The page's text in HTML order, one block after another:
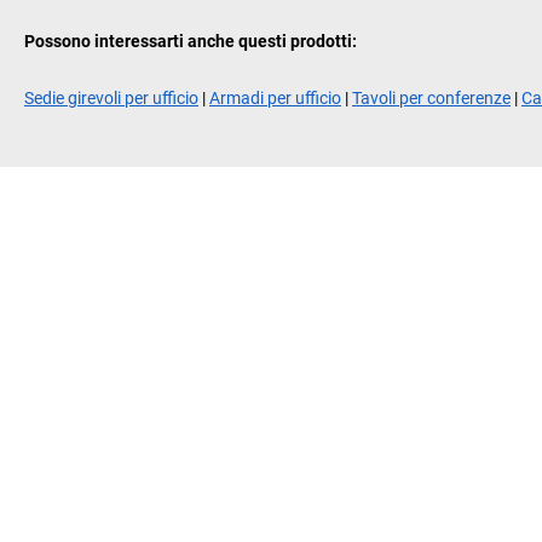
Possono interessarti anche questi prodotti:
Sedie girevoli per ufficio |Armadi per ufficio |Tavoli per conferenze |